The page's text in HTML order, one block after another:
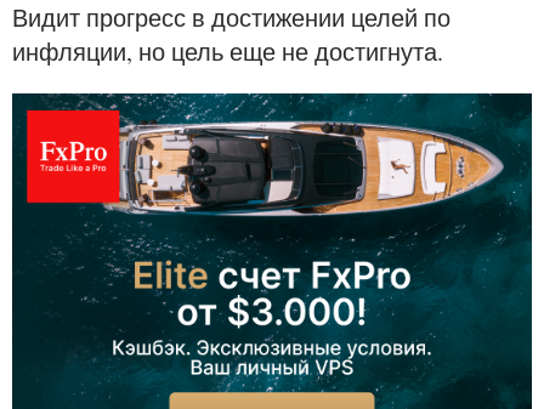
Видит прогресс в достижении целей по
инфляции, но цель еще не достигнута.